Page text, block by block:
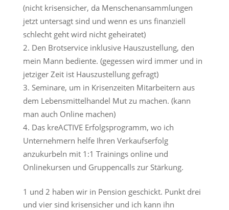
(nicht krisensicher, da Menschenansammlungen
jetzt untersagt sind und wenn es uns finanziell
schlecht geht wird nicht geheiratet)
Den Brotservice inklusive Hauszustellung, den
mein Mann bediente. (gegessen wird immer und in
jetziger Zeit ist Hauszustellung gefragt)
Seminare, um in Krisenzeiten Mitarbeitern aus
dem Lebensmittelhandel Mut zu machen. (kann
man auch Online machen)
Das kreACTIVE Erfolgsprogramm, wo ich
Unternehmern helfe Ihren Verkaufserfolg
anzukurbeln mit 1:1 Trainings online und
Onlinekursen und Gruppencalls zur Stärkung.
1 und 2 haben wir in Pension geschickt. Punkt drei
und vier sind krisensicher und ich kann ihn